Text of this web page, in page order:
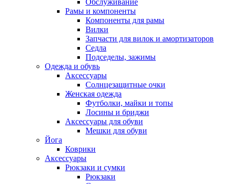
Обслуживание
Рамы и компоненты
Компоненты для рамы
Вилки
Запчасти для вилок и амортизаторов
Седла
Подседелы, зажимы
Одежда и обувь
Аксессуары
Солнцезащитные очки
Женская одежда
Футболки, майки и топы
Лосины и бриджи
Аксессуары для обуви
Мешки для обуви
Йога
Коврики
Аксессуары
Рюкзаки и сумки
Рюкзаки